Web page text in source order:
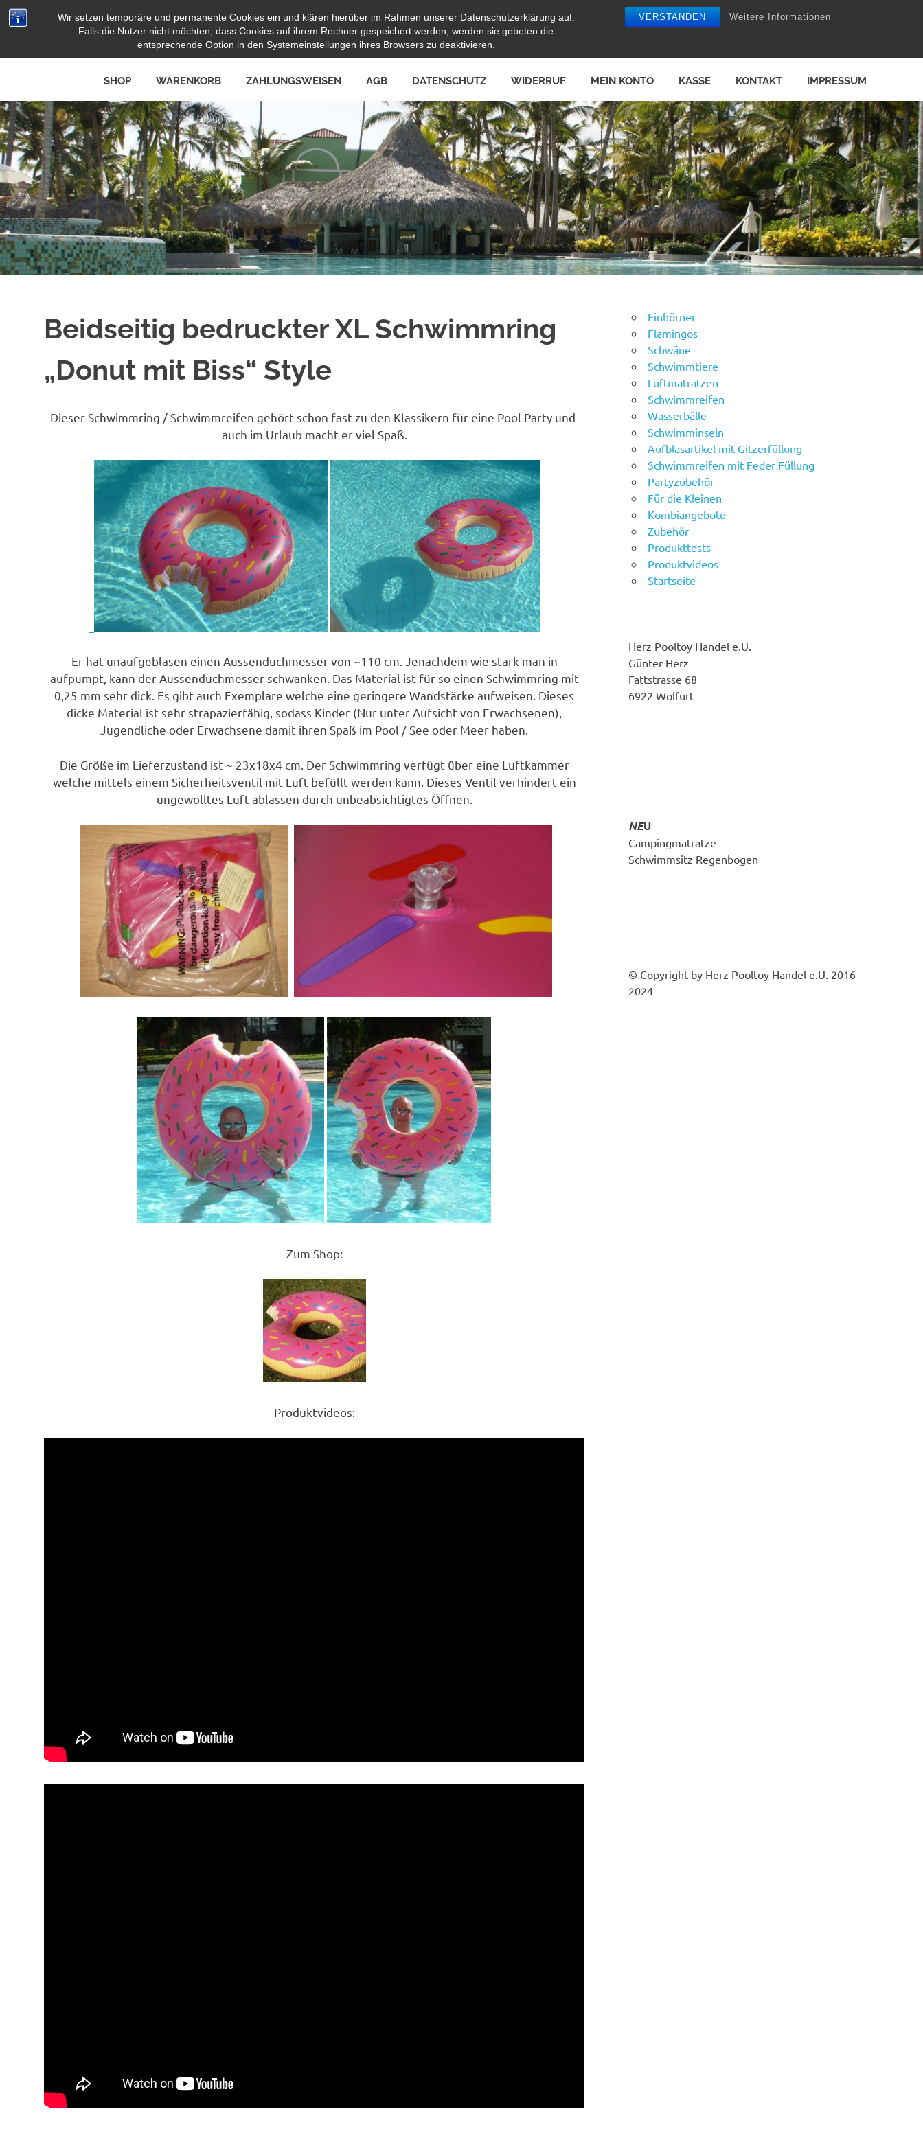
Wir setzen temporäre und permanente Cookies ein und klären hierüber im Rahmen unserer Datenschutzerklärung auf.
Falls die Nutzer nicht möchten, dass Cookies auf ihrem Rechner gespeichert werden, werden sie gebeten die
entsprechende Option in den Systemeinstellungen ihres Browsers zu deaktivieren.
VERSTANDEN Weitere Informationen
Zum
Inhalt
Herz Pooltoy
SHOP WARENKORB ZAHLUNGSWEISEN AGB DATENSCHUTZ WIDERRUF MEIN KONTO KASSE KONTAKT IMPRESSUM
Beidseitig bedruckter XL Schwimmring
„Donut mit Biss“ Style
Dieser Schwimmring / Schwimmreifen gehört schon fast zu den Klassikern für eine Pool Party und
auch im Urlaub macht er viel Spaß.
Er hat unaufgeblasen einen Aussenduchmesser von ~110 cm. Jenachdem wie stark man in
aufpumpt, kann der Aussenduchmesser schwanken. Das Material ist für so einen Schwimmring mit
0,25 mm sehr dick. Es gibt auch Exemplare welche eine geringere Wandstärke aufweisen. Dieses
dicke Material ist sehr strapazierfähig, sodass Kinder (Nur unter Aufsicht von Erwachsenen),
Jugendliche oder Erwachsene damit ihren Spaß im Pool / See oder Meer haben.
Die Größe im Lieferzustand ist ~ 23x18x4 cm. Der Schwimmring verfügt über eine Luftkammer
welche mittels einem Sicherheitsventil mit Luft befüllt werden kann. Dieses Ventil verhindert ein
ungewolltes Luft ablassen durch unbeabsichtigtes Öffnen.
Zum Shop:
Produktvideos:
Einhörner
Flamingos
Schwäne
Schwimmtiere
Luftmatratzen
Schwimmreifen
Wasserbälle
Schwimminseln
Aufblasartikel mit Gitzerfüllung
Schwimmreifen mit Feder Füllung
Partyzubehör
Für die Kleinen
Kombiangebote
Zubehör
Produkttests
Produktvideos
Startseite
Herz Pooltoy Handel e.U.
Günter Herz
Fattstrasse 68
6922 Wolfurt
NEU
Campingmatratze
Schwimmsitz Regenbogen
© Copyright by Herz Pooltoy Handel e.U. 2016 -
2024